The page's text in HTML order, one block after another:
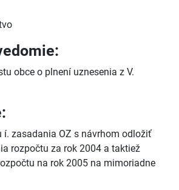
obce o plnení uznesenia z V.
í. zasadania OZ s návrhom odložiť
rozpočtu za rok 2004 a taktiež
na rok 2005 na mimoriadne